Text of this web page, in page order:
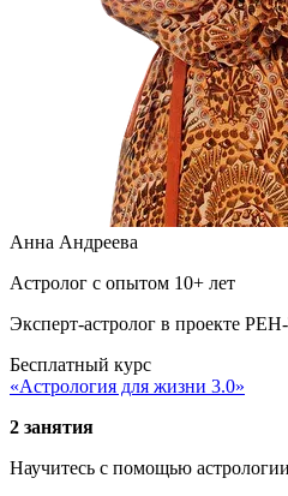
Анна Андреева
Астролог с опытом 10+ лет
Эксперт-астролог в проекте
Бесплатный курс
«Астрология для жизни 3.0»
2 занятия
Научитесь с помощью